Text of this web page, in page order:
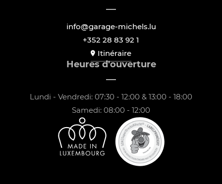
info@garage-michels.lu
+352 28 83 92 1
Itinéraire
Heures d'ouverture
Lundi - Vendredi: 07:30 - 12:00 & 13:00 - 18:00
Samedi: 08:00 - 12:00